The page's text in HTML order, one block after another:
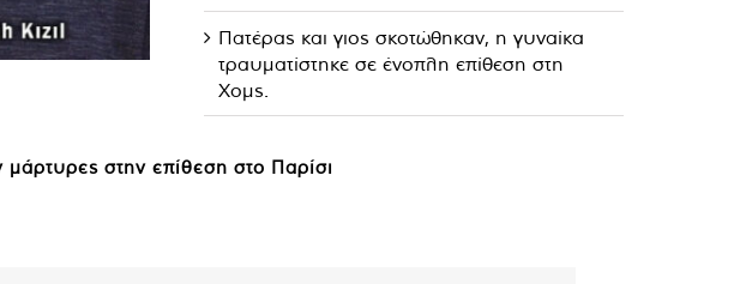
Πατέρας και γιος σκοτώθηκαν, η γυναίκα
τραυματίστηκε σε ένοπλη επίθεση στη
Χομς.
στην επίθεση στο Παρίσι